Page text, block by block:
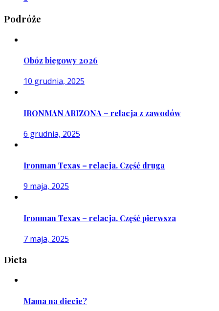
Podróże
Obóz biegowy 2026
10 grudnia, 2025
IRONMAN ARIZONA – relacja z zawodów
6 grudnia, 2025
Ironman Texas – relacja. Część druga
9 maja, 2025
Ironman Texas – relacja. Część pierwsza
7 maja, 2025
Dieta
Mama na diecie?